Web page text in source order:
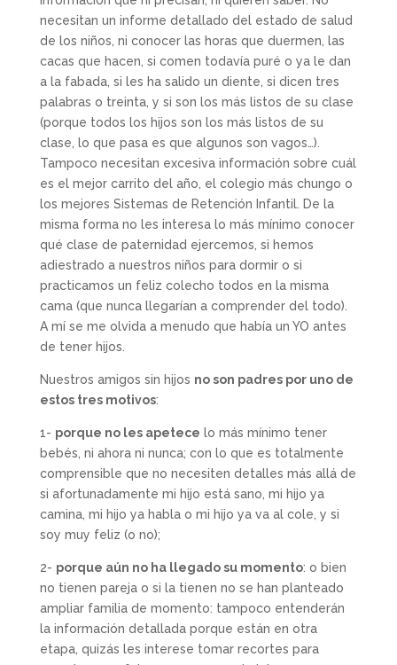
necesitan un informe detallado del estado de salud
de los niños, ni conocer las horas que duermen, las
cacas que hacen, si comen todavía puré o ya le dan
a la fabada, si les ha salido un diente, si dicen tres
palabras o treinta, y si son los más listos de su clase
(porque todos los hijos son los más listos de su
clase, lo que pasa es que algunos son vagos…).
Tampoco necesitan excesiva información sobre cuál
es el mejor carrito del año, el colegio más chungo o
los mejores Sistemas de Retención Infantil. De la
misma forma no les interesa lo más mínimo conocer
qué clase de paternidad ejercemos, si hemos
adiestrado a nuestros niños para dormir o si
practicamos un feliz colecho todos en la misma
cama (que nunca llegarían a comprender del todo).
A mí se me olvida a menudo que había un YO antes
de tener hijos.
Nuestros amigos sin hijos no son padres por uno de
estos tres motivos:
1- porque no les apetece lo más mínimo tener
bebés, ni ahora ni nunca; con lo que es totalmente
comprensible que no necesiten detalles más allá de
si afortunadamente mi hijo está sano, mi hijo ya
camina, mi hijo ya habla o mi hijo ya va al cole, y si
soy muy feliz (o no);
2- porque aún no ha llegado su momento: o bien
no tienen pareja o si la tienen no se han planteado
ampliar familia de momento: tampoco entenderán
la información detallada porque están en otra
etapa, quizás les interese tomar recortes para